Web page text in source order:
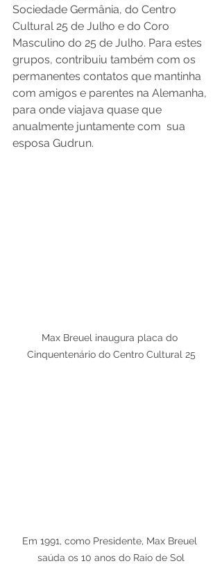
Sociedade Germânia, do Centro
Cultural 25 de Julho e do Coro
Masculino do 25 de Julho. Para estes
grupos, contribuiu também com os
permanentes contatos que mantinha
com amigos e parentes na Alemanha,
para onde viajava quase que
anualmente juntamente com  sua
esposa Gudrun.
Max Breuel inaugura placa do
Cinquentenário do Centro Cultural 25
Em 1991, como Presidente, Max Breuel
saúda os 10 anos do Raio de Sol